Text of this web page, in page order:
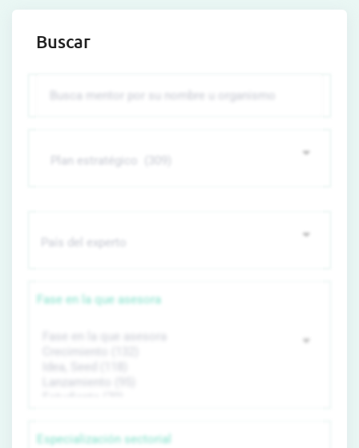
Buscar
Fase en la que asesora
Especialización sectorial